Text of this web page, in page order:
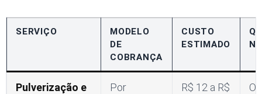
SERVIÇO
MODELO
DE
COBRANÇA
CUSTO
ESTIMADO
Pulverização e
Por
R$ 12 a R$